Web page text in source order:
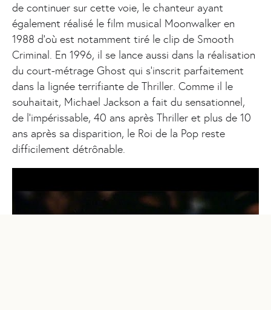
de continuer sur cette voie, le chanteur ayant
également réalisé le film musical Moonwalker en
1988 d’où est notamment tiré le clip de Smooth
Criminal. En 1996, il se lance aussi dans la réalisation
du court-métrage Ghost qui s’inscrit parfaitement
dans la lignée terrifiante de Thriller. Comme il le
souhaitait, Michael Jackson a fait du sensationnel,
de l’impérissable, 40 ans après Thriller et plus de 10
ans après sa disparition, le Roi de la Pop reste
difficilement détrônable.